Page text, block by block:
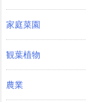
家庭菜園
観葉植物
農業